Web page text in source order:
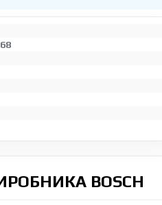
BOSCH